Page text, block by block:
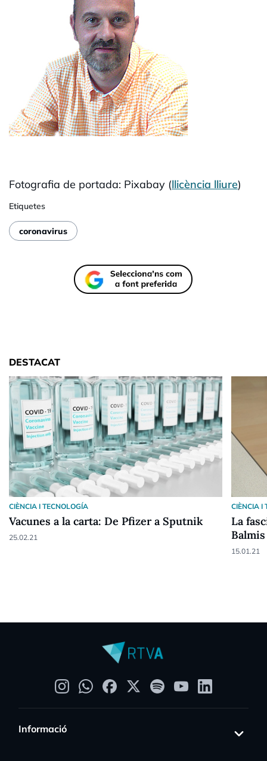
Fotografia de portada: Pixabay (llicència lliure)
Etiquetes
coronavirus
DESTACAT
CIÈNCIA I TECNOLOGÍA
Vacunes a la carta: De Pfizer a Sputnik
25.02.21
CIÈNCIA I
La
15.01.21
Informació